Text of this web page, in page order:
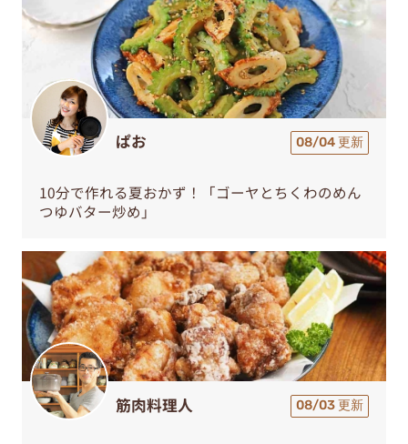
ぱお 08/04 更新
10分で作れる夏おかず！「ゴーヤとちくわのめん
つゆバター炒め」
筋肉料理人 08/03 更新